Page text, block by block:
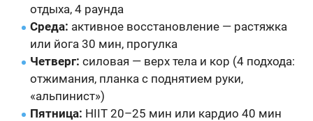
отдыха, 4 раунда
Среда: активное восстановление — растяжка
или йога 30 мин, прогулка
Четверг: силовая — верх тела и кор (4 подхода:
отжимания, планка с поднятием руки,
«альпинист»)
Пятница: HIIT 20–25 мин или кардио 40 мин